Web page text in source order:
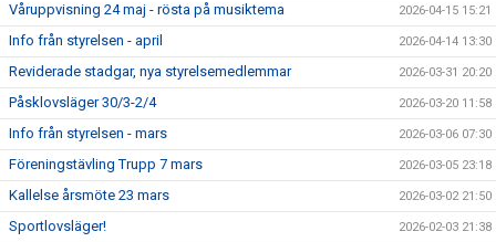
Våruppvisning 24 maj - rösta på musiktema 2026-04-15 15:21
Info från styrelsen - april 2026-04-14 13:30
Reviderade stadgar, nya styrelsemedlemmar 2026-03-31 20:20
Påsklovsläger 30/3-2/4 2026-03-20 11:58
Info från styrelsen - mars 2026-03-06 07:30
Föreningstävling Trupp 7 mars 2026-03-05 23:18
Kallelse årsmöte 23 mars 2026-03-02 21:50
Sportlovsläger! 2026-02-03 21:38